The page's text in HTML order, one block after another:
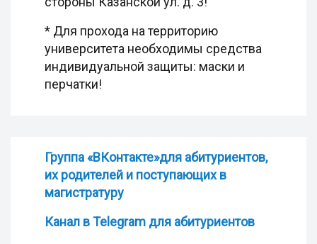
* Для прохода на территорию
университета необходимы средства
индивидуальной защиты: маски и
перчатки!
Группа «ВКонтакте»для абитуриентов,
их родителей и поступающих в
магистратуру
Канал в Telegram для абитуриентов